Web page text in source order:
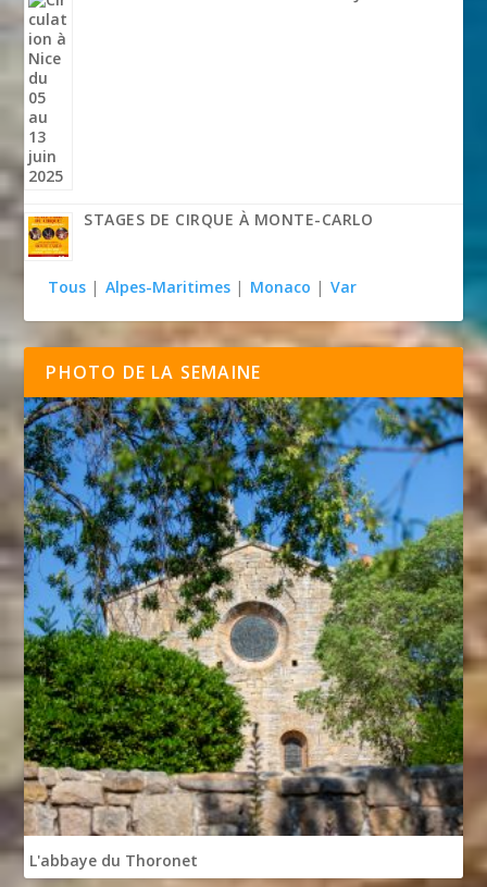
STAGES DE CIRQUE À MONTE-CARLO
Tous | Alpes-Maritimes | Monaco | Var
PHOTO DE LA SEMAINE
L'abbaye du Thoronet